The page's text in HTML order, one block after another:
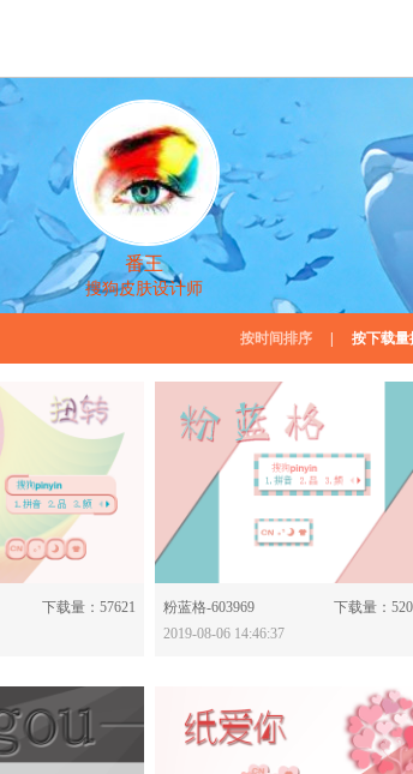
番王
搜狗皮肤设计师
按时间排序 按下载量
下载量：57621
粉蓝格-603969
下载量：
2019-08-06 14:46:37